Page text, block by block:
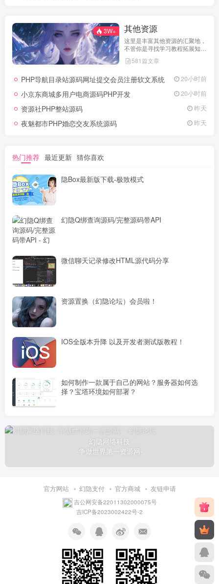
3W+ 其他资源
这里是丰富其他资源的汇聚地，
不管你是寻找学习教程拓展知
灵感，亦或是查询专业数据辅助
源定期更新、分类清晰、下载便
务，快来探索发现所需资源！
581篇文章
PHP导航目录站源码网址提交会员注册软文系统 20小时前
小京东商城多用户电商源码PHP开发 20小时前
资源社PHP整站源码 昨天
夜魅都市PHP婚恋交友系统源码 昨天
热门推荐 最近更新 猜你喜欢
隐Box最新版下载-极致模式
幻隐Q绑查询源码/完整源码带API
微信聊天记录修改HTML源代码分享
资源置换（幻隐论坛）会员啦！
IOS全版本升降 以及开发者测试版教程！
如何制作一款属于自己的网站？服务器如何选
择？宝塔环境如何部署？
幻隐网络科技
-争做世界第一资源网-
官方网站 幻隐支付 官方商城 友链申请
吉公网安备22011302000075号
吉ICP备2023002422号-2